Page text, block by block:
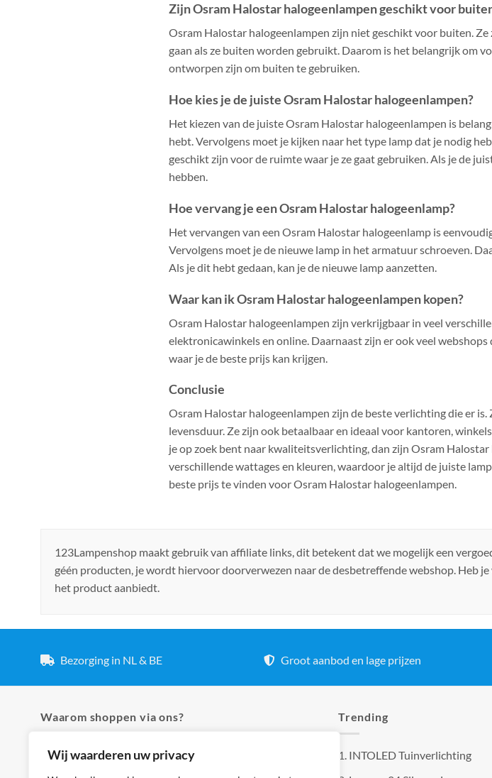
Wij waarderen uw privacy
Zijn Osram Halostar halogeenlampen geschikt voor
Osram Halostar halogeenlampen zijn niet geschikt voor buiten.
gaan als ze buiten worden gebruikt. Daarom is het belangrijk om
ontworpen zijn om buiten te gebruiken.
Hoe kies je de juiste Osram Halostar halogeenlampen?
Het kiezen van de juiste Osram Halostar halogeenlampen is
hebt. Vervolgens moet je kijken naar het type lamp dat je nodig
geschikt zijn voor de ruimte waar je ze gaat gebruiken. Als je de
hebben.
Hoe vervang je een Osram Halostar halogeenlamp?
Het vervangen van een Osram Halostar halogeenlamp is
Vervolgens moet je de nieuwe lamp in het armatuur schroeven.
Als je dit hebt gedaan, kan je de nieuwe lamp aanzetten.
Waar kan ik Osram Halostar halogeenlampen kopen?
Osram Halostar halogeenlampen zijn verkrijgbaar in veel
elektronicawinkels en online. Daarnaast zijn er ook veel
waar je de beste prijs kan krijgen.
Conclusie
Osram Halostar halogeenlampen zijn de beste verlichting die er
levensduur. Ze zijn ook betaalbaar en ideaal voor kantoren,
je op zoek bent naar kwaliteitsverlichting, dan zijn Osram
verschillende wattages en kleuren, waardoor je altijd de juiste
beste prijs te vinden voor Osram Halostar halogeenlampen.
123Lampenshop maakt gebruik van affiliate links, dit betekent dat we mogelijk een
géén producten, je wordt hiervoor doorverwezen naar de desbetreffende webshop. Heb
het product aanbiedt.
Bezorging in NL & BE Groot aanbod en lage prijzen
Waarom shoppen via ons?
✓ Hoogste kwaliteit lampen
Trending
1. INTOLED Tuinverlichting